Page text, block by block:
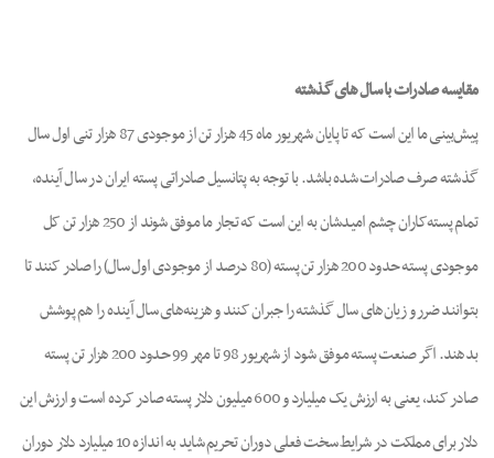
مقایسه صادرات با سال های گذشته
پیش‌بینی ما این است که تا پایان شهریور ماه 45 هزار تن از موجودی 87 هزار تنی اول سال
گذشته صرف صادرات شده باشد. با توجه به پتانسیل صادراتی پسته ایران در سال آینده،
تمام پسته‌کاران چشم امیدشان به این است که تجار ما موفق شوند از 250 هزار تن کل
موجودی پسته حدود 200 هزار تن پسته (80 درصد از موجودی اول سال) را صادر کنند تا
بتوانند ضرر و زیان‌های سال گذشته را جبران کنند و هزینه‌های سال آینده را هم پوشش
بدهند. اگر صنعت پسته موفق شود از شهریور 98 تا مهر 99 حدود 200 هزار تن پسته
صادر کند، یعنی به ارزش یک میلیارد و 600 میلیون دلار پسته صادر کرده است و ارزش این
دلار برای مملکت در شرایط سخت فعلی دوران تحریم شاید به اندازه 10 میلیارد دلار دوران